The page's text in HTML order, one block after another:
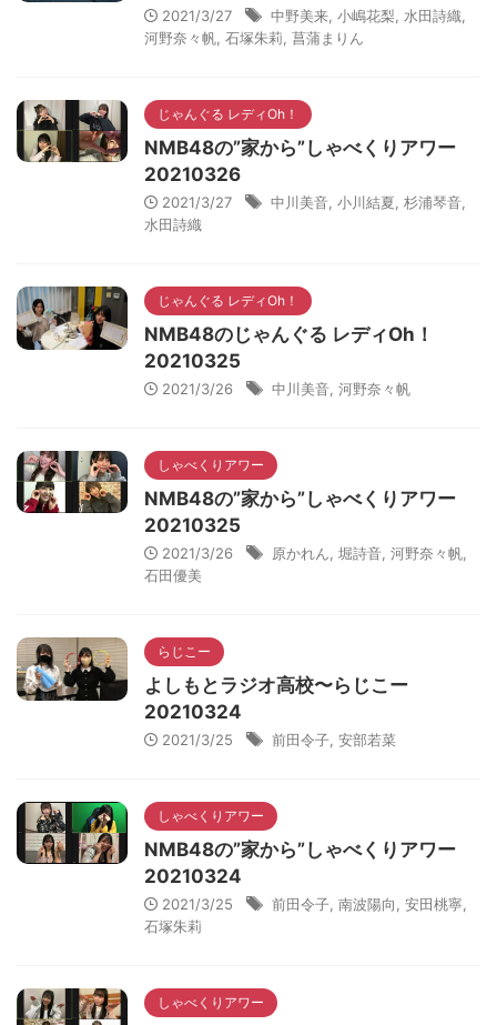
2021/3/27 中野美来 小嶋花梨 水田詩織
河野奈々帆 石塚朱莉 菖蒲まりん
じゃんぐる レディOh！
NMB48の”家から”しゃべくりアワー
20210326
2021/3/27 中川美音 小川結夏 杉浦琴音
水田詩織
じゃんぐる レディOh！
NMB48のじゃんぐる レディOh！
20210325
2021/3/26 中川美音 河野奈々帆
しゃべくりアワー
NMB48の”家から”しゃべくりアワー
20210325
2021/3/26 原かれん 堀詩音 河野奈々帆
石田優美
らじこー
よしもとラジオ高校〜らじこー
20210324
2021/3/25 前田令子 安部若菜
しゃべくりアワー
NMB48の”家から”しゃべくりアワー
20210324
2021/3/25 前田令子 南波陽向 安田桃寧
石塚朱莉
しゃべくりアワー